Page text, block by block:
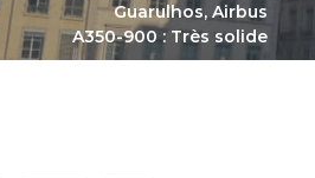
Guarulhos, Airbus
A350-900 : Très solide